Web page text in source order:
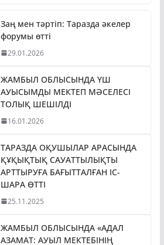
Заң мен тәртіп: Таразда әкелер
форумы өтті
29.01.2026
ЖАМБЫЛ ОБЛЫСЫНДА ҮШ
АУЫСЫМДЫ МЕКТЕП МӘСЕЛЕСІ
ТОЛЫҚ ШЕШІЛДІ
16.01.2026
ТАРАЗДА ОҚУШЫЛАР АРАСЫНДА
ҚҰҚЫҚТЫҚ САУАТТЫЛЫҚТЫ
АРТТЫРУҒА БАҒЫТТАЛҒАН ІС-
ШАРА ӨТТІ
25.11.2025
ЖАМБЫЛ ОБЛЫСЫНДА «АДАЛ
АЗАМАТ: АУЫЛ МЕКТЕБІНІҢ